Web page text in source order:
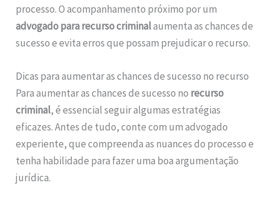
processo. O acompanhamento próximo por um
advogado para recurso criminalaumenta as chances de
sucesso e evita erros que possam prejudicar o recurso.
Dicas para aumentar as chances de sucesso no recurso
Para aumentar as chances de sucesso no recurso
criminal, é essencial seguir algumas estratégias
eficazes. Antes de tudo, conte com um advogado
experiente, que compreenda as nuances do processo e
tenha habilidade para fazer uma boa argumentação
jurídica.